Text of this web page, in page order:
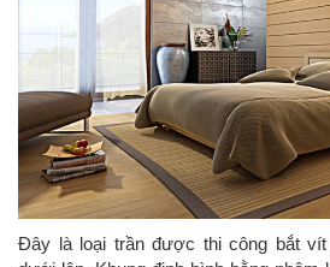
Đây là loại trần được thi công bắt